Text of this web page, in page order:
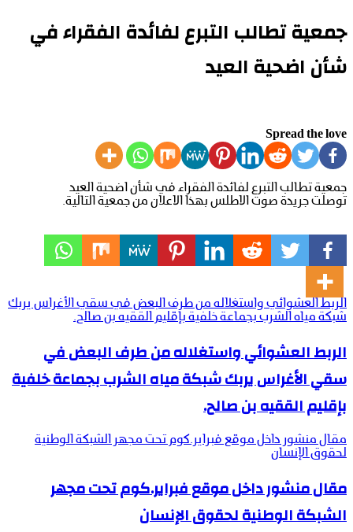
جمعية تطالب التبرع لفائدة الفقراء في
شأن اضحية العيد
Spread the love
جمعية تطالب التبرع لفائدة الفقراء في شأن اضحية العيد
توصلت جريدة صوت الاطلس بهذا الاعلان من جمعية التالية.
الربط العشوائي واستغلاله من طرف البعض في سقي الأغراس يربك
شبكة مياه الشرب بجماعة خلفية بإقليم الققيه بن صالح.
الربط العشوائي واستغلاله من طرف البعض في
سقي الأغراس يربك شبكة مياه الشرب بجماعة خلفية
بإقليم الققيه بن صالح.
مقال منشور داخل موقع فبراير.كوم تحت مجهر الشبكة الوطنية
لحقوق الإنسان
مقال منشور داخل موقع فبراير.كوم تحت مجهر
الشبكة الوطنية لحقوق الإنسان